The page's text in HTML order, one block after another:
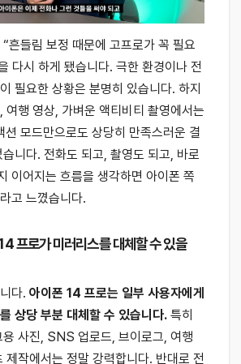
흔들림 보정 때문에 고프로가 꼭 필요
다시 하게 됐습니다. 극한 환경이나 전
필요한 상황은 분명히 있습니다. 하지
여행 영상, 가벼운 액티비티 촬영에서는
션 모드만으로도 상당히 만족스러운 결
니다. 전화도 되고, 촬영도 되고, 바로
이어지는 흐름을 생각하면 아이폰 쪽
고 느꼈습니다.
프로가 미러리스를 대체할 수 있을
다. 아이폰 14 프로는 일부 사용자에게
상당 부분 대체할 수 있습니다. 특히
용 사진, SNS 업로드, 브이로그, 여행
제작에서는 정말 강력합니다. 반대로 전